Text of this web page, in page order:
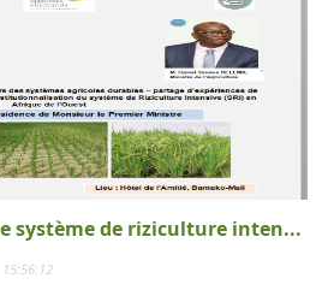
système de riziculture inten...